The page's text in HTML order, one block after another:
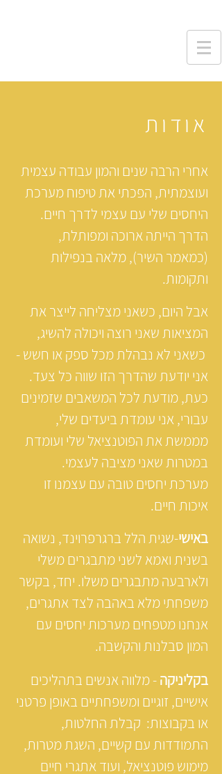
אודות
אחרי הרבה שנים והמון עבודה עצמית
ועוצמתית, הפכתי את טיפוח מערכת
היחסים שלי עם עצמי לדרך חיים.
הדרך הייתה ארוכה ומפותלת,
(כמאמר השיר), מלאה בנפילות
ותקומות.
אבל היום, כשאני מצליחה לייצר את
המציאות שאני רוצה ויכולה להשיג,
כשאני לא נבהלת מכל ספק או חשש -
אני יודעת שהדרך הזו שווה כל צעד.
כעת, מודעת לכל המשאבים שזמינים
עבורי, אני עומדת ביעדים שלי,
מממשת את הפוטנציאל שלי ועומדת
במטרות שאני מציבה לעצמי.
מערכת יחסים טובה עם עצמנו זו
איכות חיים.
באישי-שגית הלל ברגרפרוינד, נשואה
בשנית ואמא לשני מתבגרים משלי
ולארבעה מתבגרים משלו. יחד, בקשר
משפחתי מלא באהבה לצד אתגרים,
אנחנו מטפחים מערכות יחסים עם
המון סבלנות והקשבה.
בקליניקה- מלווה אנשים בתהליכים
אישיים, זוגיים ומשפחתיים באופן פרטני
או בקבוצות: קבלת החלטות,
התמודדות עם קשיים, השגת מטרות,
מימוש פוטנציאל, ועוד אתגרי חיים